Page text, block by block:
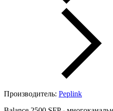
Производитель: Peplink